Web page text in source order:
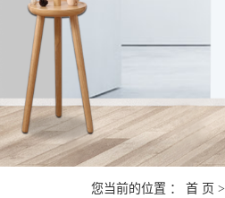
您当前的位置 ： 首 页 >